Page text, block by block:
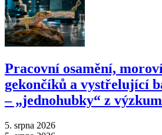
Pracovní osamění,
gekončíků a vystřelující
–⁠ „jednohubky“ z
5. srpna 2026